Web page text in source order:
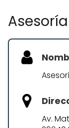
Av.